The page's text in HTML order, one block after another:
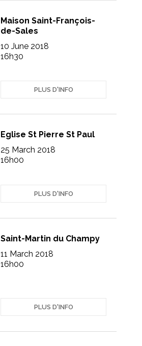
Maison Saint-François-
de-Sales
10 June 2018
16h30
PLUS D'INFO
Eglise St Pierre St Paul
25 March 2018
16h00
PLUS D'INFO
Saint-Martin du Champy
11 March 2018
16h00
PLUS D'INFO